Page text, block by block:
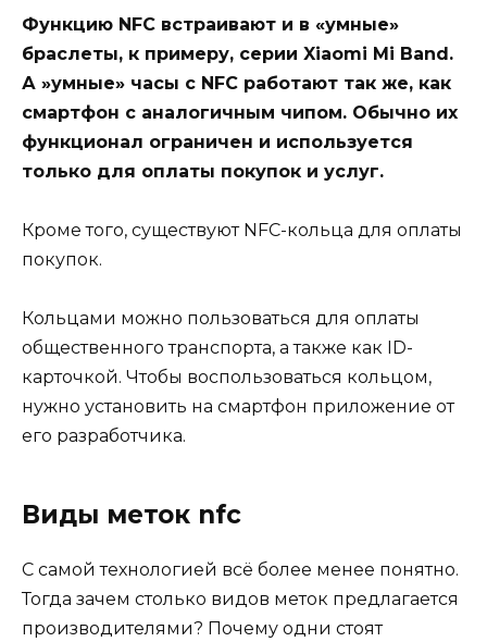
Функцию NFC встраивают и в «умные»
браслеты, к примеру, серии Xiaomi Mi Band.
А »умные» часы с NFC работают так же, как
смартфон с аналогичным чипом. Обычно их
функционал ограничен и используется
только для оплаты покупок и услуг.
Кроме того, существуют NFC-кольца для оплаты
покупок.
Кольцами можно пользоваться для оплаты
общественного транспорта, а также как ID-
карточкой. Чтобы воспользоваться кольцом,
нужно установить на смартфон приложение от
его разработчика.
Виды меток nfc
С самой технологией всё более менее понятно.
Тогда зачем столько видов меток предлагается
производителями? Почему одни стоят